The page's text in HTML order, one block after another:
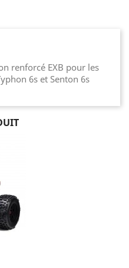
renforcé EXB pour les
6s et Senton 6s